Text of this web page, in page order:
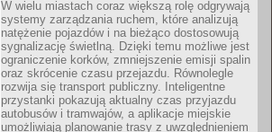
W wielu miastach coraz większą rolę odgrywają
systemy zarządzania ruchem, które analizują
natężenie pojazdów i na bieżąco dostosowują
sygnalizację świetlną. Dzięki temu możliwe jest
ograniczenie korków, zmniejszenie emisji spalin
oraz skrócenie czasu przejazdu. Równolegle
rozwija się transport publiczny. Inteligentne
przystanki pokazują aktualny czas przyjazdu
autobusów i tramwajów, a aplikacje miejskie
umożliwiają planowanie trasy z uwzględnieniem